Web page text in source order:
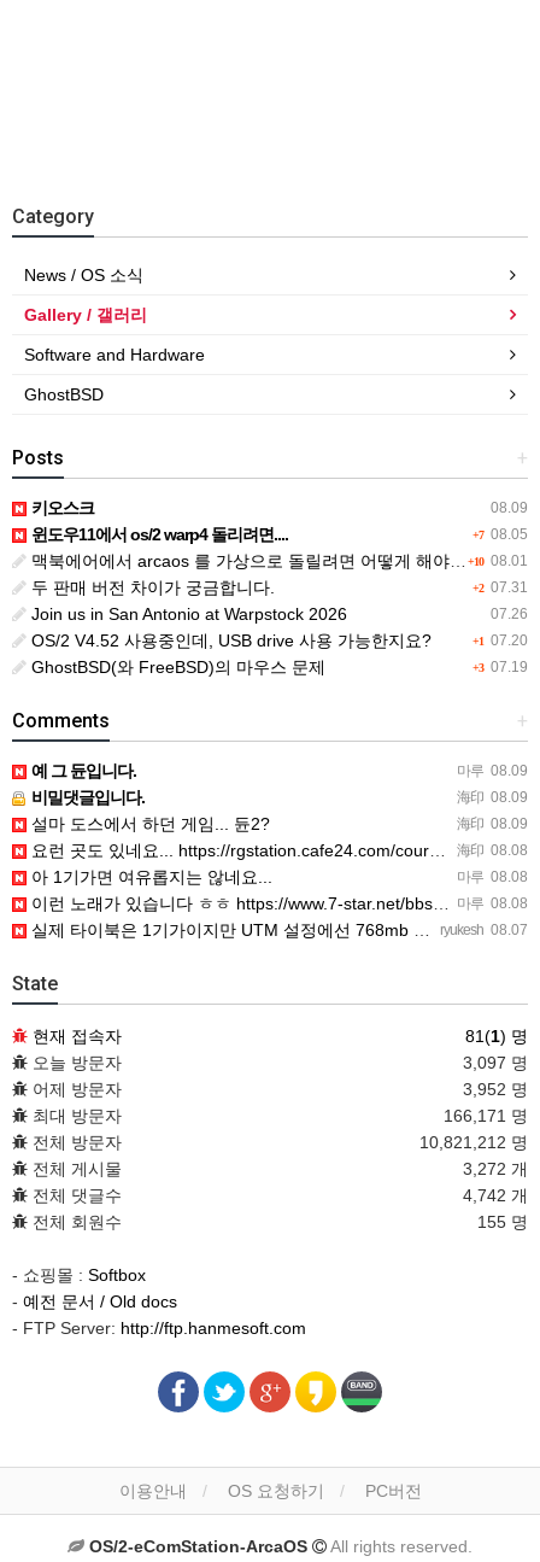
Category
News / OS 소식
Gallery / 갤러리
Software and Hardware
GhostBSD
+
Posts
08.09
키오스크
+7 08.05
윈도우11에서 os/2 warp4 돌리려면....
+10 08.01
맥북에어에서 arcaos 를 가상으로 돌릴려면 어떻게 해야 하는 지요?
+2 07.31
두 판매 버전 차이가 궁금합니다.
07.26
Join us in San Antonio at Warpstock 2026
+1 07.20
OS/2 V4.52 사용중인데, USB drive 사용 가능한지요?
+3 07.19
GhostBSD(와 FreeBSD)의 마우스 문제
+
Comments
마루 08.09
예 그 듄입니다.
海印 08.09
비밀댓글입니다.
海印 08.09
설마 도스에서 하던 게임... 듄2?
海印 08.08
요런 곳도 있네요... https://rgstation.cafe24.com/course_tip/306500
마루 08.08
아 1기가면 여유롭지는 않네요...
마루 08.08
이런 노래가 있습니다 ㅎㅎ https://www.7-star.net/bbs/board.php?bo_table…
ryukesh 08.07
실제 타이북은 1기가이지만 UTM 설정에선 768mb 입니다. 1기가나 그 보다 넘게 설정하면 UTM 에뮬레…
State
현재 접속자 81(1) 명
오늘 방문자
3,097 명
어제 방문자
3,952 명
최대 방문자
166,171 명
전체 방문자
10,821,212 명
전체 게시물
3,272 개
전체 댓글수
4,742 개
전체 회원수
155 명
- 쇼핑몰 : Softbox
- 예전 문서 / Old docs
- FTP Server: http://ftp.hanmesoft.com
이용안내 OS 요청하기 PC버전
OS/2-eComStation-ArcaOS All rights reserved.